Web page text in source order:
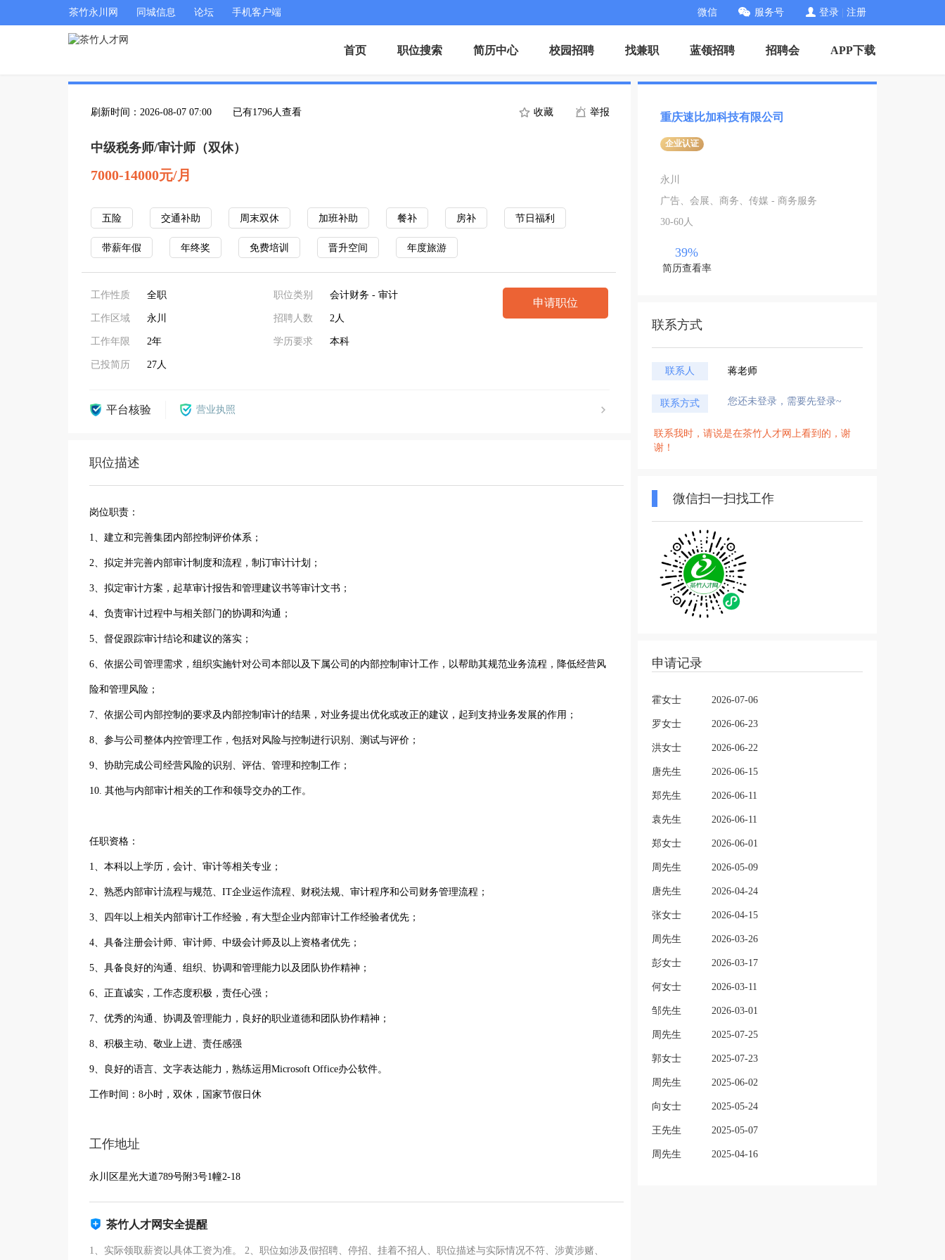
茶竹永川网 同城信息 论坛 手机客户端 微信 服务号 登录 注册
首页 职位搜索 简历中心 校园招聘 找兼职 蓝领招聘 招聘会 APP下载
刷新时间：2026-08-07 07:00 已有1796人查看 收藏 举报
中级税务师/审计师（双休）
7000-14000元/月
五险 交通补助 周末双休 加班补助 餐补 房补 节日福利
带薪年假 年终奖 免费培训 晋升空间 年度旅游
工作性质 全职
工作区域 永川
工作年限 2年
已投简历 27人
职位类别 会计财务 - 审计
招聘人数 2人
学历要求 本科
申请职位
平台核验 营业执照
职位描述
岗位职责：
1、建立和完善集团内部控制评价体系；
2、拟定并完善内部审计制度和流程，制订审计计划；
3、拟定审计方案，起草审计报告和管理建议书等审计文书；
4、负责审计过程中与相关部门的协调和沟通；
5、督促跟踪审计结论和建议的落实；
6、依据公司管理需求，组织实施针对公司本部以及下属公司的内部控制审计工作，以帮助其规范业务流程，降低经营风
险和管理风险；
7、依据公司内部控制的要求及内部控制审计的结果，对业务提出优化或改正的建议，起到支持业务发展的作用；
8、参与公司整体内控管理工作，包括对风险与控制进行识别、测试与评价；
9、协助完成公司经营风险的识别、评估、管理和控制工作；
10. 其他与内部审计相关的工作和领导交办的工作。
任职资格：
1、本科以上学历，会计、审计等相关专业；
2、熟悉内部审计流程与规范、IT企业运作流程、财税法规、审计程序和公司财务管理流程；
3、四年以上相关内部审计工作经验，有大型企业内部审计工作经验者优先；
4、具备注册会计师、审计师、中级会计师及以上资格者优先；
5、具备良好的沟通、组织、协调和管理能力以及团队协作精神；
6、正直诚实，工作态度积极，责任心强；
7、优秀的沟通、协调及管理能力，良好的职业道德和团队协作精神；
8、积极主动、敬业上进、责任感强
9、良好的语言、文字表达能力，熟练运用Microsoft Office办公软件。
工作时间：8小时，双休，国家节假日休
工作地址
永川区星光大道789号附3号1幢2-18
茶竹人才网安全提醒
1、实际领取薪资以具体工资为准。 2、职位如涉及假招聘、停招、挂着不招人、职位描述与实际情况不符、涉黄涉赌、
重庆速比加科技有限公司
企业认证
永川
广告、会展、商务、传媒 - 商务服务
30-60人
39%
简历查看率
联系方式
联系人 蒋老师
联系方式 您还未登录，需要先登录~
联系我时，请说是在茶竹人才网上看到的，谢
谢！
微信扫一扫找工作
申请记录
霍女士 2026-07-06
罗女士 2026-06-23
洪女士 2026-06-22
唐先生 2026-06-15
郑先生 2026-06-11
袁先生 2026-06-11
郑女士 2026-06-01
周先生 2026-05-09
唐先生 2026-04-24
张女士 2026-04-15
周先生 2026-03-26
彭女士 2026-03-17
何女士 2026-03-11
邹先生 2026-03-01
周先生 2025-07-25
郭女士 2025-07-23
周先生 2025-06-02
向女士 2025-05-24
王先生 2025-05-07
周先生 2025-04-16